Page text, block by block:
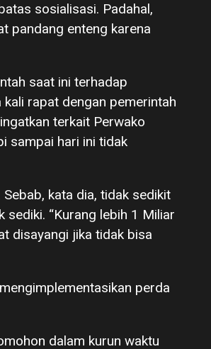
sosialisasi. Padahal,
pandang enteng karena
saat ini terhadap
rapat dengan pemerintah
terkait Perwako
sampai hari ini tidak
kata dia, tidak sedikit
“Kurang lebih 1 Miliar
disayangi jika tidak bisa
perda
dalam kurun waktu